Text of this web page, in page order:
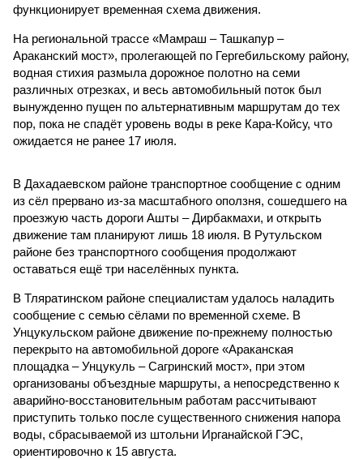
функционирует временная схема движения.
На региональной трассе «Мамраш – Ташкапур –
Араканский мост», пролегающей по Гергебильскому району,
водная стихия размыла дорожное полотно на семи
различных отрезках, и весь автомобильный поток был
вынужденно пущен по альтернативным маршрутам до тех
пор, пока не спадёт уровень воды в реке Кара-Койсу, что
ожидается не ранее 17 июля.
В Дахадаевском районе транспортное сообщение с одним
из сёл прервано из-за масштабного оползня, сошедшего на
проезжую часть дороги Ашты – Дирбакмахи, и открыть
движение там планируют лишь 18 июля. В Рутульском
районе без транспортного сообщения продолжают
оставаться ещё три населённых пункта.
В Тляратинском районе специалистам удалось наладить
сообщение с семью сёлами по временной схеме. В
Унцукульском районе движение по-прежнему полностью
перекрыто на автомобильной дороге «Араканская
площадка – Унцукуль – Сагринский мост», при этом
организованы объездные маршруты, а непосредственно к
аварийно-восстановительным работам рассчитывают
приступить только после существенного снижения напора
воды, сбрасываемой из штольни Ирганайской ГЭС,
ориентировочно к 15 августа.